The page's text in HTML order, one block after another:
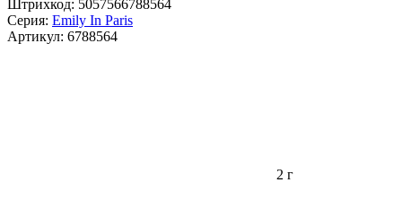
Штрихкод: 5057566788564
Серия: Emily In Paris
Артикул: 6788564
2 г